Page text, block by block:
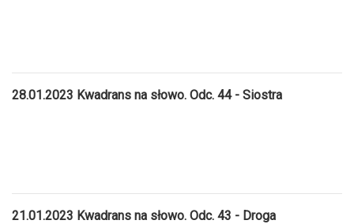
28.01.2023 Kwadrans na słowo. Odc. 44 - Siostra
21.01.2023 Kwadrans na słowo. Odc. 43 - Droga